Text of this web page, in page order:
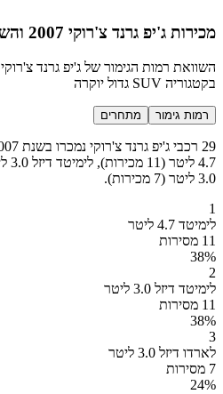
מכירות ג'יפ גרנד צ'רוקי 2007 והשוואה למתחרים
בקטגוריה SUV גדול יוקרה
רמות גימור מתחרים
3.0 ליטר (7 מכירות).
1
לימיטד 4.7 ליטר
11 מסירות
38%
2
לימיטד דיזל 3.0 ליטר
11 מסירות
38%
3
לארדו דיזל 3.0 ליטר
7 מסירות
24%